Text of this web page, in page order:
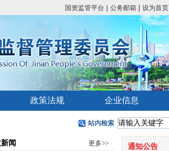
国资监管平台 | 公务邮箱 | 设为首页
政策法规 企业信息
站内检索
闻 更多>> 通知公告